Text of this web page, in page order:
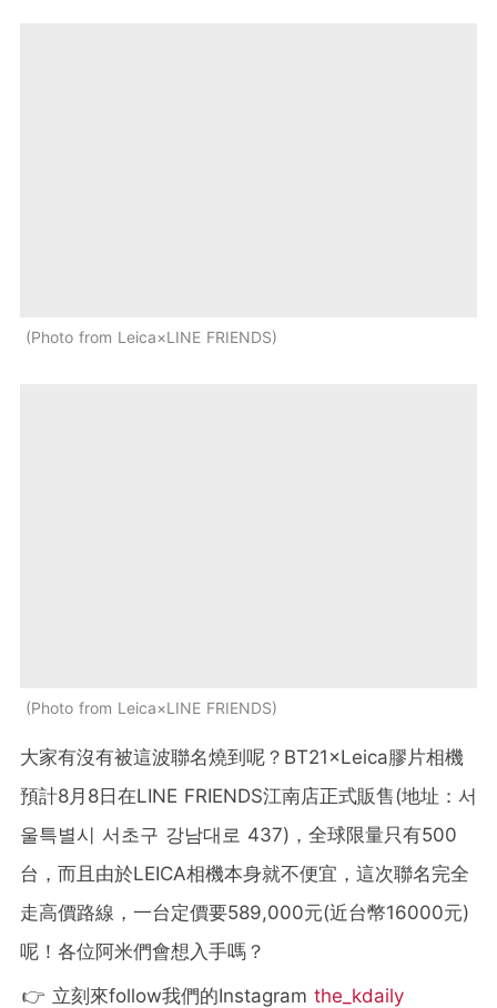
Photo from Leica×LINE FRIENDS
Photo from Leica×LINE FRIENDS
大家有沒有被這波聯名燒到呢？BT21×Leica膠片相機
預計8月8日在LINE FRIENDS江南店正式販售(地址：서
울특별시 서초구 강남대로 437)，全球限量只有500
台，而且由於LEICA相機本身就不便宜，這次聯名完全
走高價路線，一台定價要589,000元(近台幣16000元)
呢！各位阿米們會想入手嗎？
👉 立刻來follow我們的Instagram the_kdaily